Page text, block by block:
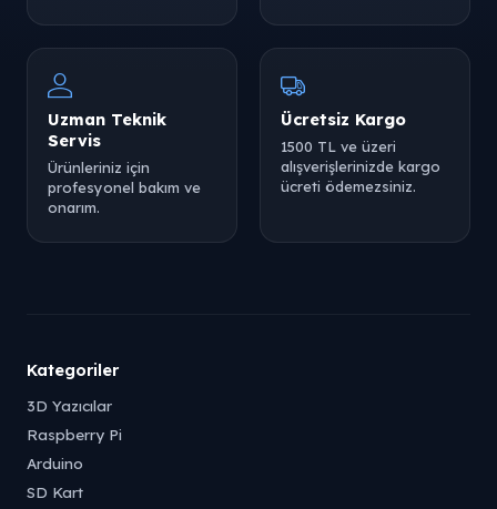
Uzman Teknik
Servis
Ürünleriniz için
profesyonel bakım ve
onarım.
Ücretsiz Kargo
1500 TL ve üzeri
alışverişlerinizde kargo
ücreti ödemezsiniz.
Kategoriler
3D Yazıcılar
Raspberry Pi
Arduino
SD Kart